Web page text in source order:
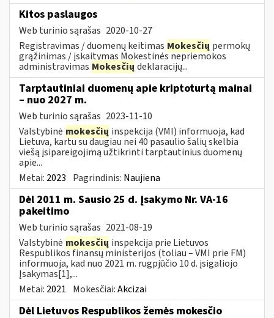
Kitos paslaugos
Web turinio sąrašas 2020-10-27
Registravimas / duomenų keitimas Mokesčių permokų
grąžinimas / įskaitymas Mokestinės nepriemokos
administravimas Mokesčių deklaracijų...
Tarptautiniai duomenų apie kriptoturtą mainai
– nuo 2027 m.
Web turinio sąrašas 2023-11-10
Valstybinė mokesčių inspekcija (VMI) informuoja, kad
Lietuva, kartu su daugiau nei 40 pasaulio šalių skelbia
viešą įsipareigojimą užtikrinti tarptautinius duomenų
apie...
Metai: 2023 Pagrindinis: Naujiena
Dėl 2011 m. Sausio 25 d. Įsakymo Nr. VA-16
pakeitimo
Web turinio sąrašas 2021-08-19
Valstybinė mokesčių inspekcija prie Lietuvos
Respublikos finansų ministerijos (toliau – VMI prie FM)
informuoja, kad nuo 2021 m. rugpjūčio 10 d. įsigaliojo
Įsakymas[1],...
Metai: 2021 Mokesčiai:Akcizai
Dėl Lietuvos Respublikos žemės mokesčio